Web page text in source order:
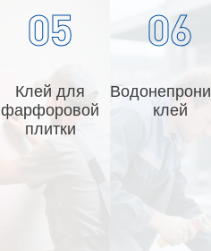
05
Клей для
фарфоровой
плитки
06
клей